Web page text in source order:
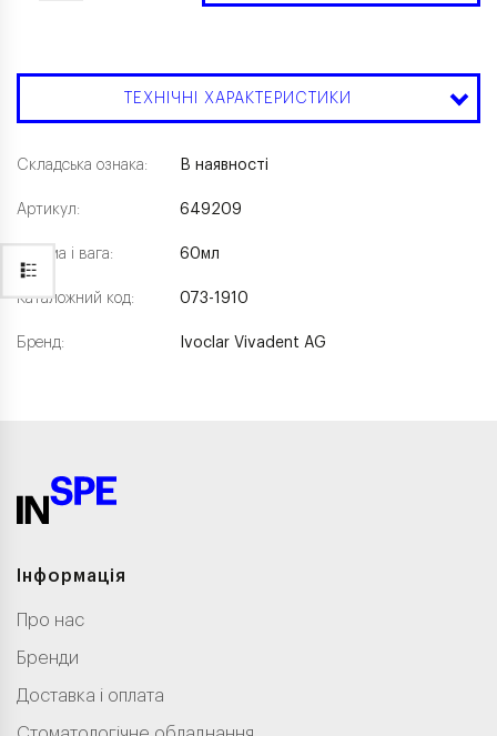
ТЕХНІЧНІ ХАРАКТЕРИСТИКИ
Складська ознака:
Артикул:
Форма і вага:
Каталожний код:
Бренд:
В наявності
649209
60мл
073-1910
Ivoclar Vivadent AG
Інформація
Про нас
Бренди
Доставка і оплата